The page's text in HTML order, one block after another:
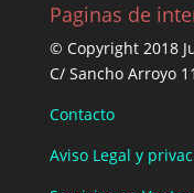
Paginas de
© Copyright 2018
C/ Sancho Arroyo 11
Contacto
Aviso Legal y